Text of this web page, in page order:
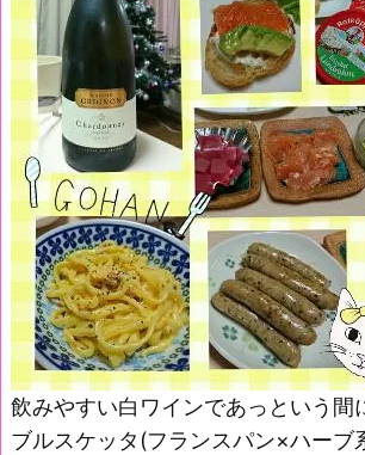
飲みやすい白ワインであっという間
ブルスケッタ(フランスパン×ハーブ